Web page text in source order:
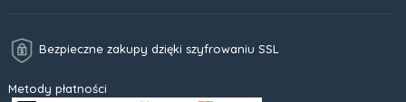
Bezpieczne zakupy dzięki szyfrowaniu SSL
Metody płatności